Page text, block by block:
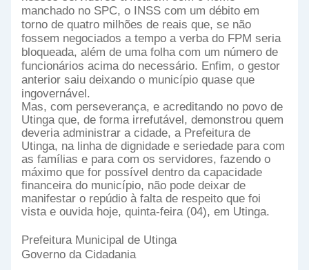
manchado no SPC, o INSS com um débito em
torno de quatro milhões de reais que, se não
fossem negociados a tempo a verba do FPM seria
bloqueada, além de uma folha com um número de
funcionários acima do necessário. Enfim, o gestor
anterior saiu deixando o município quase que
ingovernável.
Mas, com perseverança, e acreditando no povo de
Utinga que, de forma irrefutável, demonstrou quem
deveria administrar a cidade, a Prefeitura de
Utinga, na linha de dignidade e seriedade para com
as famílias e para com os servidores, fazendo o
máximo que for possível dentro da capacidade
financeira do município, não pode deixar de
manifestar o repúdio à falta de respeito que foi
vista e ouvida hoje, quinta-feira (04), em Utinga.
Prefeitura Municipal de Utinga
Governo da Cidadania